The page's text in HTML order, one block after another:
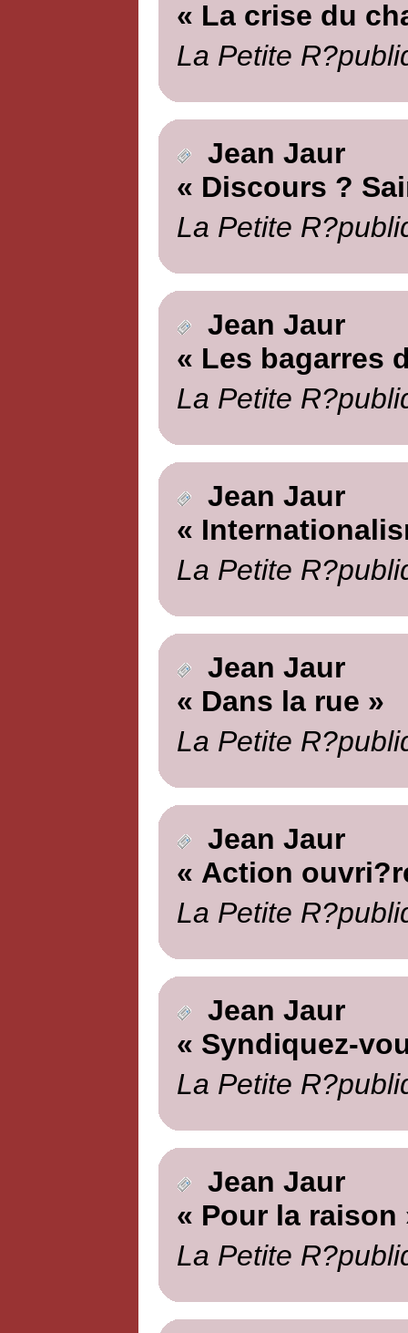
« La crise du
La Petite
Jean Jaur
« Discours ?
La Petite
Jean Jaur
« Les bagarres
La Petite
Jean Jaur
«
La Petite
Jean Jaur
« Dans la rue »
La Petite
Jean Jaur
« Action
La Petite
Jean Jaur
« Syndiquez-
La Petite
Jean Jaur
« Pour la raison
La Petite